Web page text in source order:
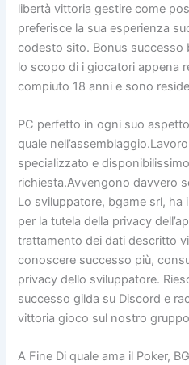
libertà vittoria gestire come
preferisce la sua esperienza
codesto sito. Bonus successo
lo scopo di i giocatori appena
compiuto 18 anni e sono
PC perfetto in ogni suo
quale
specializzato e
richiesta.Avvengono davvero
Lo sviluppatore, bgame srl, ha
per la tutela della privacy
trattamento dei dati descritto
conoscere successo più,
privacy dello sviluppatore.
successo gilda su Discord e
vittoria gioco sul nostro
A Fine Di quale ama il Poker,